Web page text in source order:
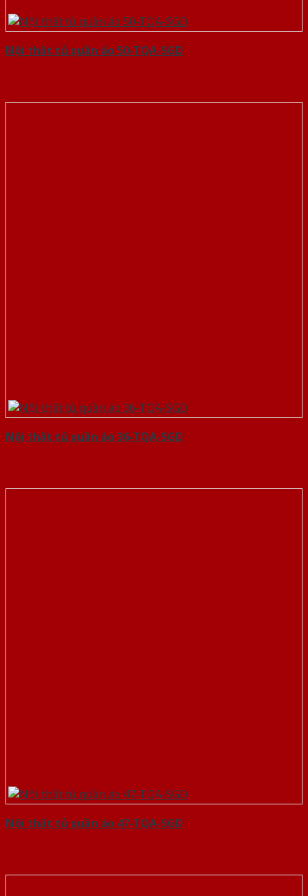
Nội thất tủ quần áo 50-TQA-SGD
Nội thất tủ quần áo 36-TQA-SGD
Nội thất tủ quần áo 47-TQA-SGD